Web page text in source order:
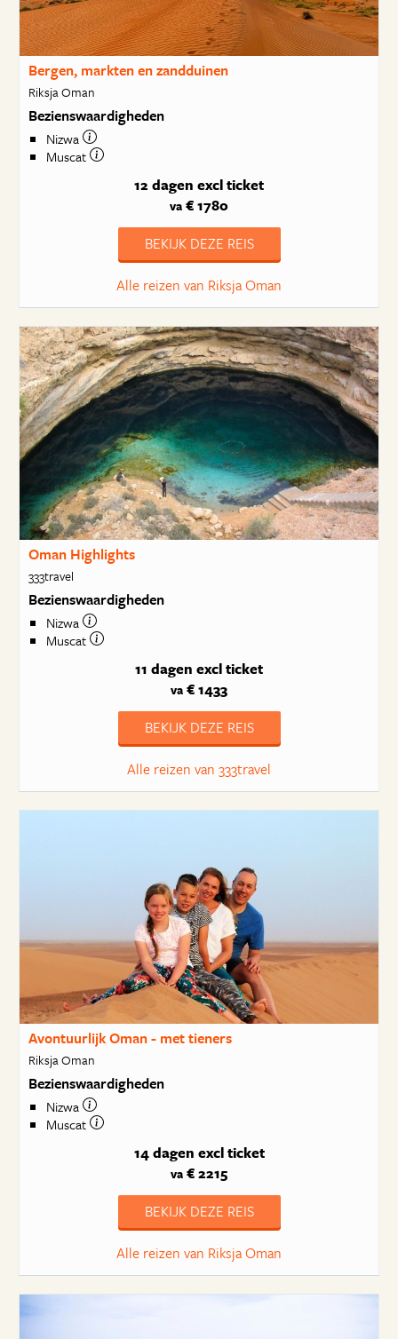
Bergen, markten en zandduinen
Riksja Oman
Bezienswaardigheden
Nizwa
Muscat
12 dagen excl ticket
va € 1780
BEKIJK DEZE REIS
Alle reizen van Riksja Oman
Oman Highlights
333travel
Bezienswaardigheden
Nizwa
Muscat
11 dagen excl ticket
va € 1433
BEKIJK DEZE REIS
Alle reizen van 333travel
Avontuurlijk Oman - met tieners
Riksja Oman
Bezienswaardigheden
Nizwa
Muscat
14 dagen excl ticket
va € 2215
BEKIJK DEZE REIS
Alle reizen van Riksja Oman